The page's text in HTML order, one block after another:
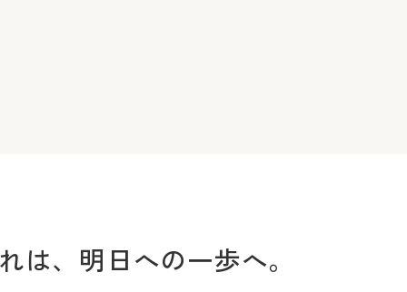
は、 明日への一歩へ。